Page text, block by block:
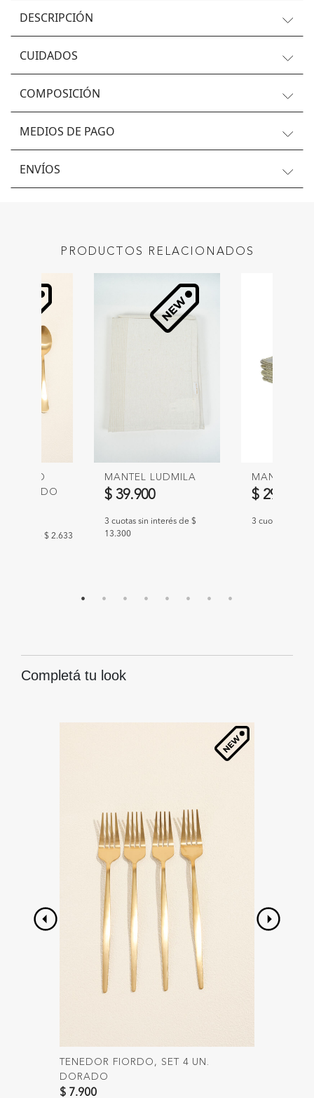
DESCRIPCIÓN
CUIDADOS
COMPOSICIÓN
MEDIOS DE PAGO
ENVÍOS
PRODUCTOS RELACIONADOS
OLIVO
DORADO
interés de $ 2.633
MANTEL LUDMILA
$ 39.900
3 cuotas sin interés de $
13.300
MANTEL
$ 29.900
3 cuotas sin
Completá tu look
TENEDOR FIORDO, SET 4 UN.
DORADO
$ 7.900